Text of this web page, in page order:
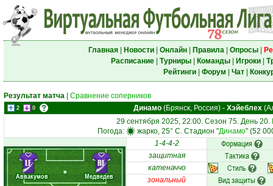
Главная| Новости| Онлайн| Правила| Опросы|
Расписание| Турниры| Команды| Игроки|
Рейтинги| Форум Чат|
Результат матча Сравнение соперников
2 0 Динамо(Брянск, Россия)- Хэйеблех
29 сентября 2025, 22:00. Сезон 75. День 20.
Погода:
жарко, 25° C. Стадион "Динамо" (52
Аввакумов Медведев
LF RF
1-4-4-2 Формация
защитная Тактика
катеначчо Стиль
зональный Вид защиты